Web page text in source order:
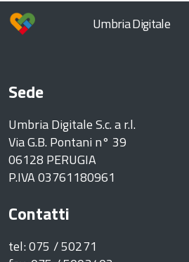
Umbria Digitale
Sede
Umbria Digitale S.c. a r.l.
Via G.B. Pontani n° 39
06128 PERUGIA
P.IVA 03761180961
Contatti
tel: 075 / 50271